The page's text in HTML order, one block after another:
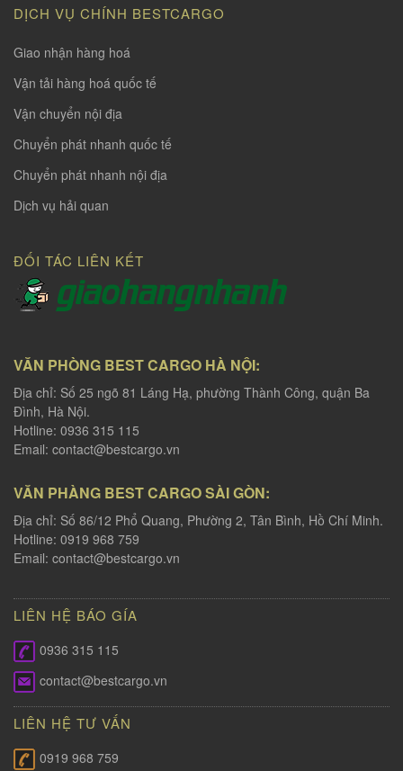
DỊCH VỤ CHÍNH BESTCARGO
Giao nhận hàng hoá
Vận tải hàng hoá quốc tế
Vận chuyển nội địa
Chuyển phát nhanh quốc tế
Chuyển phát nhanh nội địa
Dịch vụ hải quan
ĐỐI TÁC LIÊN KẾT
VĂN PHÒNG BEST CARGO HÀ NỘI:
Địa chỉ: Số 25 ngõ 81 Láng Hạ, phường Thành Công, quận Ba
Đình, Hà Nội.
Hotline: 0936 315 115
Email: contact@bestcargo.vn
VĂN PHÀNG BEST CARGO SÀI GÒN:
Địa chỉ: Số 86/12 Phổ Quang, Phường 2, Tân Bình, Hồ Chí Minh.
Hotline: 0919 968 759
Email: contact@bestcargo.vn
LIÊN HỆ BÁO GÍA
0936 315 115
contact@bestcargo.vn
LIÊN HỆ TƯ VẤN
0919 968 759